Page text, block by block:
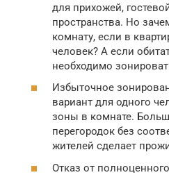
для прихожей,
пространства. Но
комнату, если в
человек? А если
необходимо
Избыточное
вариант для одного
зоны в комнате.
перегородок без
жителей сделает
Отказ от